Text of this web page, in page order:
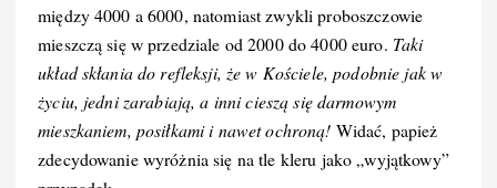
między 4000 a 6000, natomiast zwykli proboszczowie
mieszczą się w przedziale od 2000 do 4000 euro. Taki
układ skłania do refleksji, że w Kościele, podobnie jak w
życiu, jedni zarabiają, a inni cieszą się darmowym
mieszkaniem, posiłkami i nawet ochroną! Widać, papież
zdecydowanie wyróżnia się na tle kleru jako „wyjątkowy”